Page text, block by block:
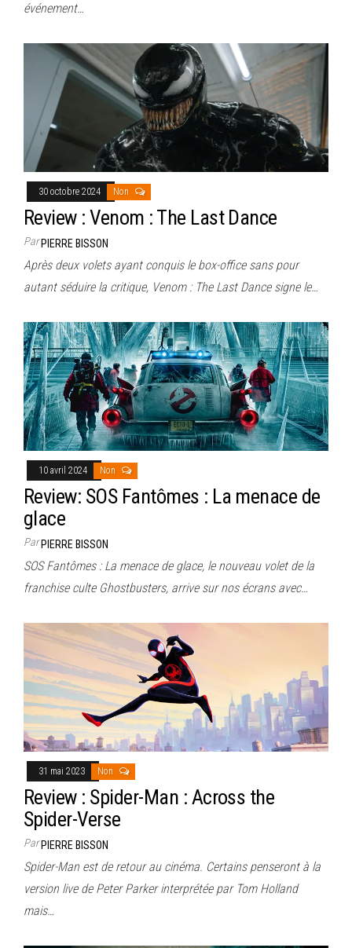
événement…
30 octobre 2024 Non
Review : Venom : The Last Dance
ParPIERRE BISSON
Après deux volets ayant conquis le box-office sans pour
autant séduire la critique, Venom : The Last Dance signe le…
10 avril 2024 Non
Review: SOS Fantômes : La menace de
glace
ParPIERRE BISSON
SOS Fantômes : La menace de glace, le nouveau volet de la
franchise culte Ghostbusters, arrive sur nos écrans avec…
31 mai 2023 Non
Review : Spider-Man : Across the
Spider-Verse
ParPIERRE BISSON
Spider-Man est de retour au cinéma. Certains penseront à la
version live de Peter Parker interprétée par Tom Holland
mais…